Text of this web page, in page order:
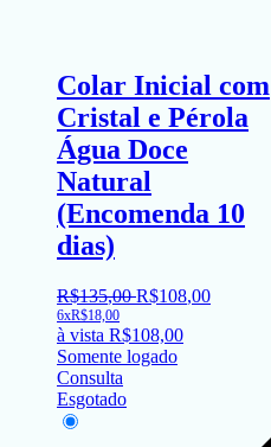
Colar Inicial com
Cristal e Pérola
Água Doce
Natural
(Encomenda 10
dias)
R$135,00 R$108,00
6xR$18,00
à vista R$108,00
Somente logado
Consulta
Esgotado